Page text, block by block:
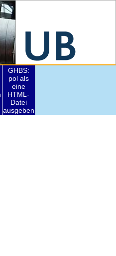
GHBS:
pol als
eine
HTML-
Datei
ausgeben